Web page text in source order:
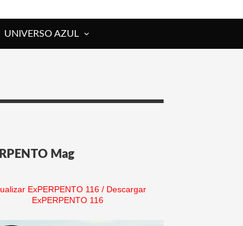
UNIVERSO AZUL
Mag
ExPERPENTO 116 / Descargar
ExPERPENTO 116